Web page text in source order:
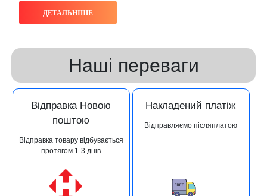
ДЕТАЛЬНІШЕ
Наші переваги
Відправка Новою
поштою
Відправка товару відбувається
протягом 1-3 днів
Накладений платіж
Відправляємо післяплатою